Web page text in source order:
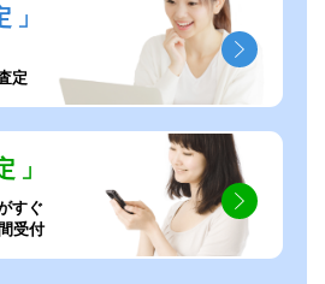
」
定
」
すぐ
受付